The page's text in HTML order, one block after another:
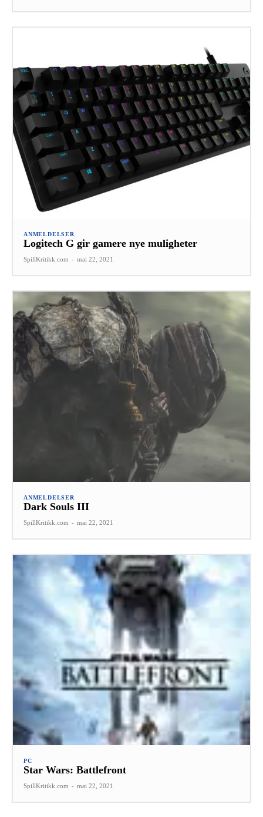
ANMELDELSER
Logitech G gir gamere nye muligheter
SpillKritikk.com - mai 22, 2021
ANMELDELSER
Dark Souls III
SpillKritikk.com - mai 22, 2021
PC
Star Wars: Battlefront
SpillKritikk.com - mai 22, 2021